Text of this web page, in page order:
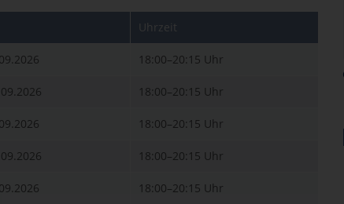
Uhrzeit
18:00–20:15 Uhr
18:00–20:15 Uhr
18:00–20:15 Uhr
18:00–20:15 Uhr
18:00–20:15 Uhr